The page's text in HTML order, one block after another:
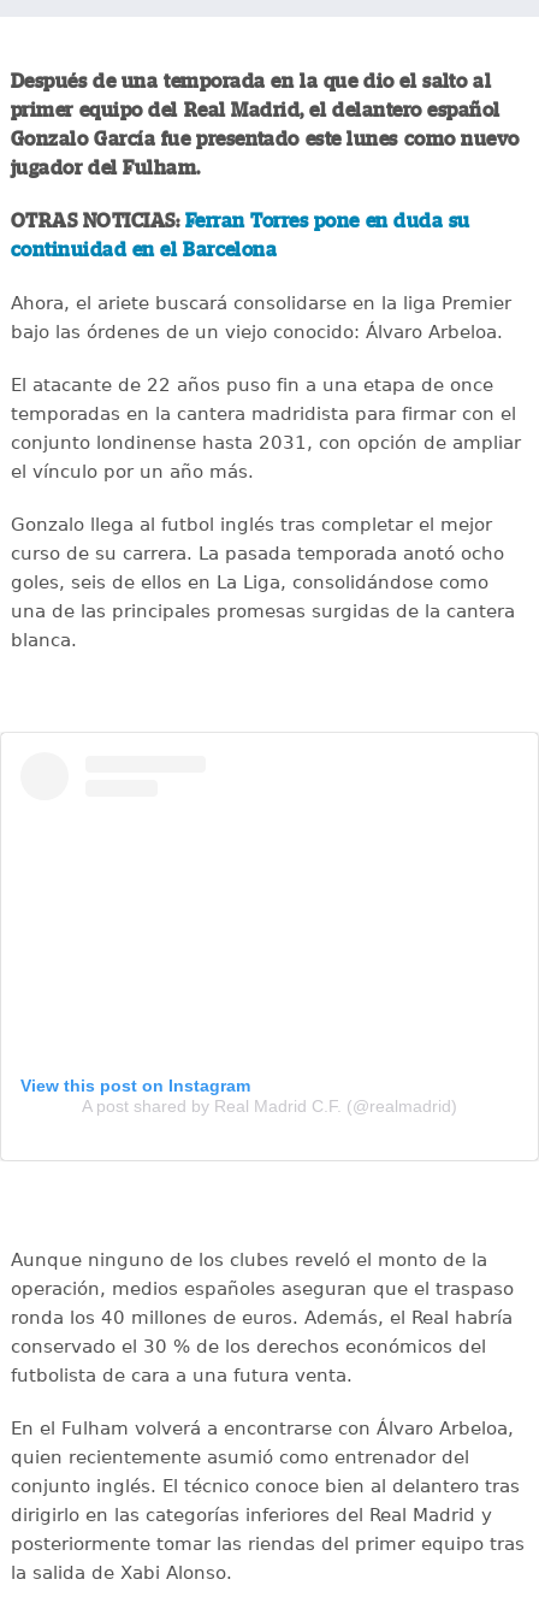
Después de una temporada en la que dio el salto al
primer equipo del Real Madrid, el delantero español
Gonzalo García fue presentado este lunes como nuevo
jugador del Fulham.
OTRAS NOTICIAS: Ferran Torres pone en duda su
continuidad en el Barcelona
Ahora, el ariete buscará consolidarse en la liga Premier
bajo las órdenes de un viejo conocido: Álvaro Arbeloa.
El atacante de 22 años puso fin a una etapa de once
temporadas en la cantera madridista para firmar con el
conjunto londinense hasta 2031, con opción de ampliar
el vínculo por un año más.
Gonzalo llega al futbol inglés tras completar el mejor
curso de su carrera. La pasada temporada anotó ocho
goles, seis de ellos en La Liga, consolidándose como
una de las principales promesas surgidas de la cantera
blanca.
View this post on Instagram
A post shared by Real Madrid C.F. (@realmadrid)
Aunque ninguno de los clubes reveló el monto de la
operación, medios españoles aseguran que el traspaso
ronda los 40 millones de euros. Además, el Real habría
conservado el 30 % de los derechos económicos del
futbolista de cara a una futura venta.
En el Fulham volverá a encontrarse con Álvaro Arbeloa,
quien recientemente asumió como entrenador del
conjunto inglés. El técnico conoce bien al delantero tras
dirigirlo en las categorías inferiores del Real Madrid y
posteriormente tomar las riendas del primer equipo tras
la salida de Xabi Alonso.